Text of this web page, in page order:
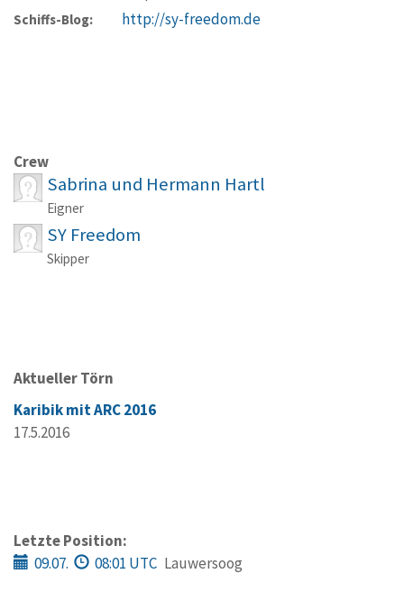
Schiffs-Blog: http://sy-freedom.de
Crew
Sabrina und Hermann Hartl
Eigner
SY Freedom
Skipper
Aktueller Törn
Karibik mit ARC 2016
17.5.2016
Letzte Position:
09.07.
08:01 UTC Lauwersoog